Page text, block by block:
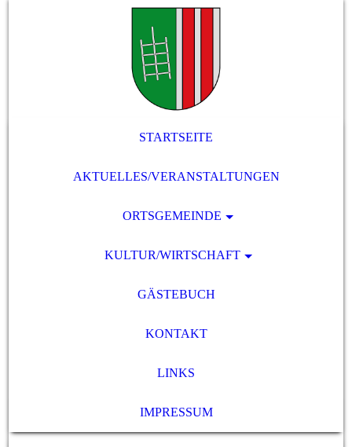
STARTSEITE
AKTUELLES/VERANSTALTUNGEN
ORTSGEMEINDE
KULTUR/WIRTSCHAFT
GÄSTEBUCH
KONTAKT
LINKS
IMPRESSUM